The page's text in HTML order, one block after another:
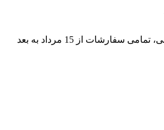
قابل توجه خریداران گرامی، تمامی سفارشات از 15 مرداد به بعد